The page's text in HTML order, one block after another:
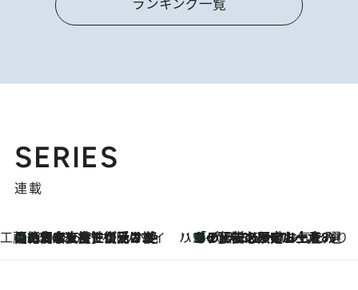
ランキング一覧
SERIES
連載
工藤まやのおもてなしハワイ
2026.8.6
【ハワイ土産】ローカルの絶大な支持で復活！ 絶品の幻クッキー《元ファンの日本人女性が受け継いだ名店》 ハワイ賢者 リサのお気に入りリスト2026.8.6
あの伝説の限定トートも！ リニューアルした「ディーン＆デルーカ ハワイ」で必須のお土産8選